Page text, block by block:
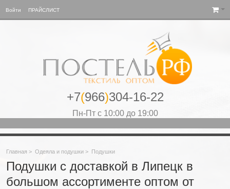
Войти ПРАЙСЛИСТ
+7(966)304-16-22
Пн-Пт с 10:00 до 19:00
Главная > Одеяла и подушки > Подушки
Подушки с доставкой в Липецк в
большом ассортименте оптом от